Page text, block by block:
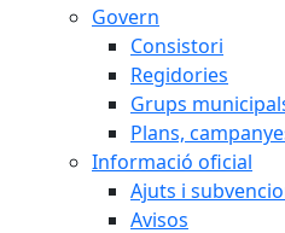
Govern
Consistori
Regidories
Grups
Plans,
Informació oficial
Ajuts i
Avisos